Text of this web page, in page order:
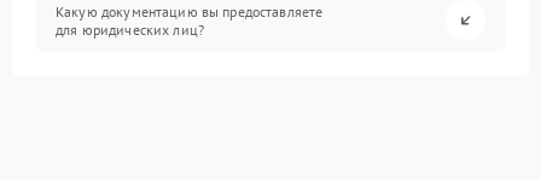
Какую документацию вы предоставляете
для юридических лиц?